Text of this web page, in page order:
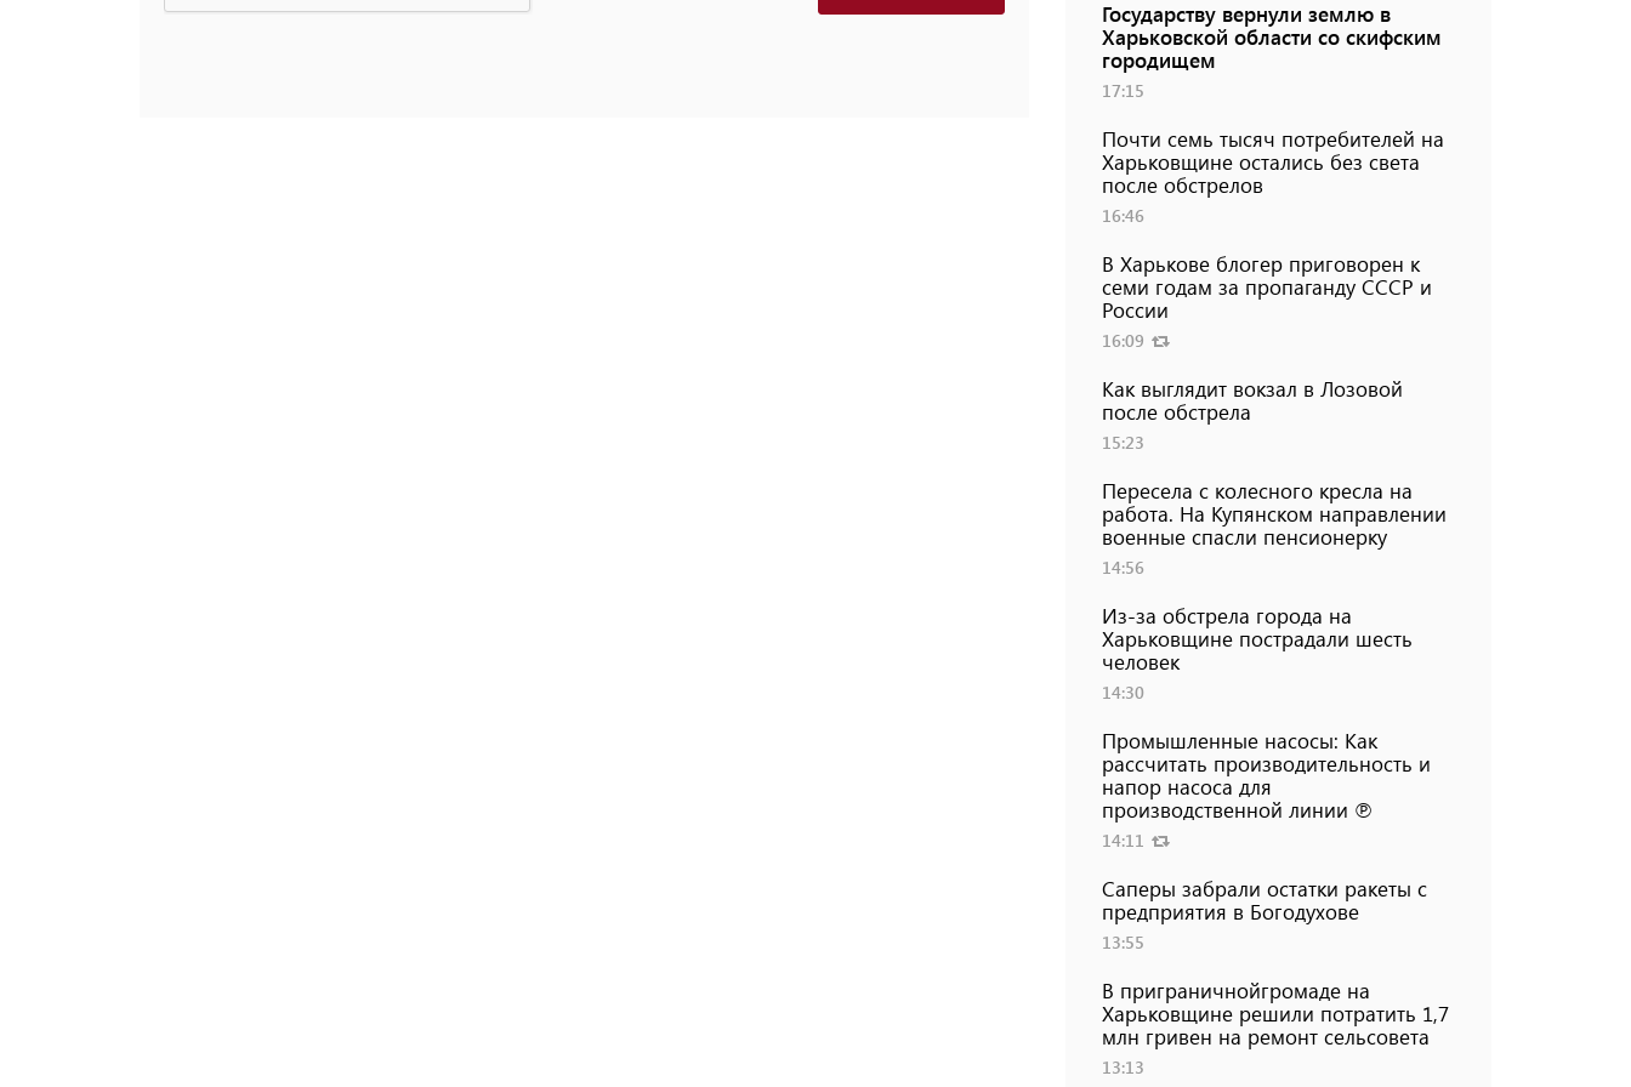
Государству вернули землю в
Харьковской области со скифским
городищем
17:15
Почти семь тысяч потребителей на
Харьковщине остались без света
после обстрелов
16:46
В Харькове блогер приговорен к
семи годам за пропаганду СССР и
России
16:09
Как выглядит вокзал в Лозовой
после обстрела
15:23
Пересела с колесного кресла на
работа. На Купянском направлении
военные спасли пенсионерку
14:56
Из-за обстрела города на
Харьковщине пострадали шесть
человек
14:30
Промышленные насосы: Как
рассчитать производительность и
напор насоса для
производственной линии ℗
14:11
Саперы забрали остатки ракеты с
предприятия в Богодухове
13:55
В приграничнойгромаде на
Харьковщине решили потратить 1,7
млн ​​гривен на ремонт сельсовета
13:13